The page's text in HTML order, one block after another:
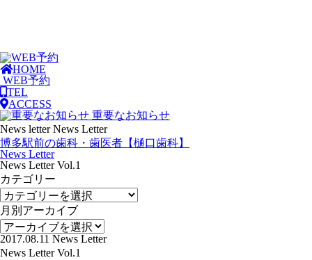
HOME
WEB予約
TEL
ACCESS
重要なお知らせ
News letter News Letter
博多駅前の歯科・歯医者【樋口歯科】
News Letter
News Letter Vol.1
カテゴリー
月別アーカイブ
2017.08.11 News Letter
News Letter Vol.1